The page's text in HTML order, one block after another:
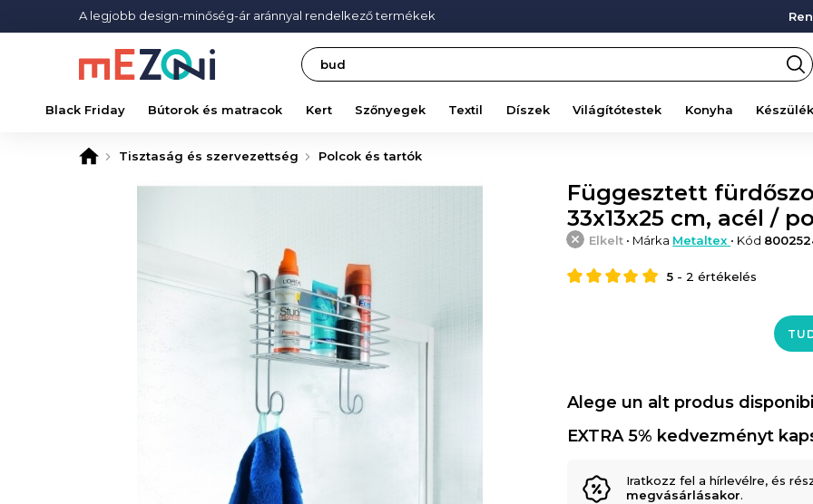
A legjobb design-minőség-ár aránnyal rendelkező termékek
Search
Black Friday Bútorok és matracok Kert Szőnyegek Textil Díszek Világítótestek Konyha
Tisztaság és szervezettség Polcok és tartók
Függesztett
33x13x25 cm, acél /
Elkelt • Márka Metaltex • Kód
5 - 2 értékelés
Alege un alt produs
EXTRA 5% kedvezményt
Iratkozz fel a hírlevélre, és
megvásárlásakor.